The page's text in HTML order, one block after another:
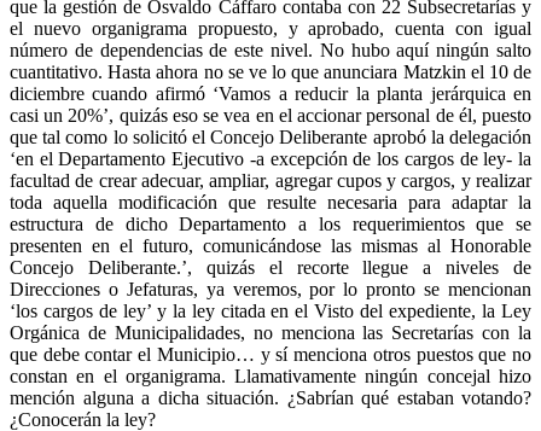
que la gestión de Osvaldo Cáffaro contaba con 22 Subsecretarías y
el nuevo organigrama propuesto, y aprobado, cuenta con igual
número de dependencias de este nivel. No hubo aquí ningún salto
cuantitativo. Hasta ahora no se ve lo que anunciara Matzkin el 10 de
diciembre cuando afirmó ‘Vamos a reducir la planta jerárquica en
casi un 20%’, quizás eso se vea en el accionar personal de él, puesto
que tal como lo solicitó el Concejo Deliberante aprobó la delegación
‘en el Departamento Ejecutivo -a excepción de los cargos de ley- la
facultad de crear adecuar, ampliar, agregar cupos y cargos, y realizar
toda aquella modificación que resulte necesaria para adaptar la
estructura de dicho Departamento a los requerimientos que se
presenten en el futuro, comunicándose las mismas al Honorable
Concejo Deliberante.’, quizás el recorte llegue a niveles de
Direcciones o Jefaturas, ya veremos, por lo pronto se mencionan
‘los cargos de ley’ y la ley citada en el Visto del expediente, la Ley
Orgánica de Municipalidades, no menciona las Secretarías con la
que debe contar el Municipio… y sí menciona otros puestos que no
constan en el organigrama. Llamativamente ningún concejal hizo
mención alguna a dicha situación. ¿Sabrían qué estaban votando?
¿Conocerán la ley?